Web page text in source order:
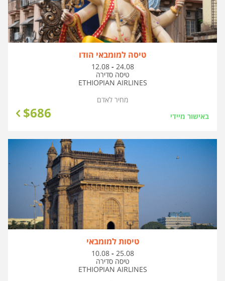
טיסה למומבאי הודו
בין
התאריכים,
12.08 - 24.08
טיסה סדירה
ETHIOPIAN AIRLINES
באישור מיידי $686
מחיר לאדם
טיסות למומבאי
בין
התאריכים,
10.08 - 25.08
טיסה סדירה
ETHIOPIAN AIRLINES